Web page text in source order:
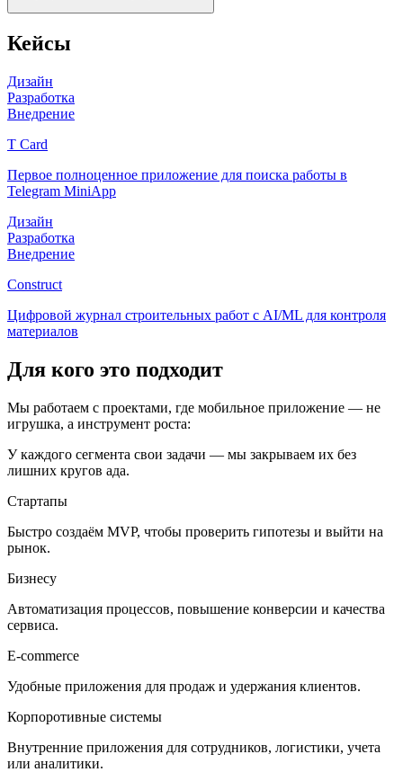
Кейсы
Дизайн
Разработка
Внедрение
T Card
Первое полноценное приложение для поиска работы в
Telegram MiniApp
Дизайн
Разработка
Внедрение
Construct
Цифровой журнал строительных работ с AI/ML для контроля
материалов
Для кого это подходит
Мы работаем с проектами, где мобильное приложение — не
игрушка, а инструмент роста:
У каждого сегмента свои задачи — мы закрываем их без
лишних кругов ада.
Стартапы
Быстро создаём MVP, чтобы проверить гипотезы и выйти на
рынок.
Бизнесу
Автоматизация процессов, повышение конверсии и качества
сервиса.
E-commerce
Удобные приложения для продаж и удержания клиентов.
Корпоротивные системы
Внутренние приложения для сотрудников, логистики, учета
или аналитики.